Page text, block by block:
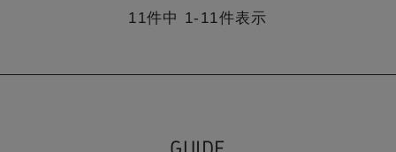
11件中 1- 11件表示